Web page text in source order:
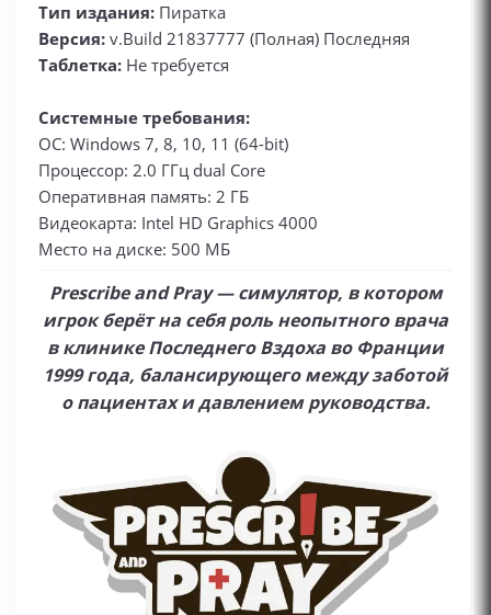
Тип издания: Пиратка
Версия: v.Build 21837777 (Полная) Последняя
Таблетка: Не требуется
Системные требования:
ОС: Windows 7, 8, 10, 11 (64-bit)
Процессор: 2.0 ГГц dual Core
Оперативная память: 2 ГБ
Видеокарта: Intel HD Graphics 4000
Место на диске: 500 МБ
Prescribe and Pray — симулятор, в котором
игрок берёт на себя роль неопытного врача
в клинике Последнего Вздоха во Франции
1999 года, балансирующего между заботой
о пациентах и давлением руководства.